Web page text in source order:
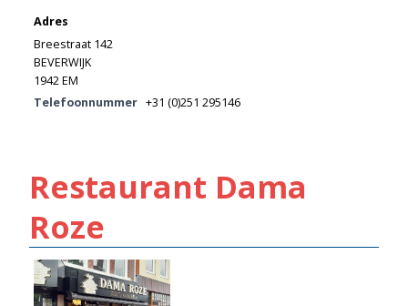
Adres
Breestraat 142
BEVERWIJK
1942 EM
Telefoonnummer +31 (0)251 295146
Restaurant Dama
Roze